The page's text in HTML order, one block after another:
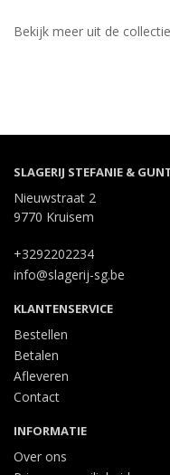
Bekijk meer uit de
SLAGERIJ STEFANIE &
Nieuwstraat 2
9770 Kruisem
+3292202234
info@slagerij-sg.be
KLANTENSERVICE
Bestellen
Betalen
Afleveren
Contact
INFORMATIE
Over ons